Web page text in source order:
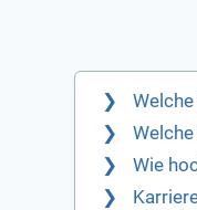
Wie